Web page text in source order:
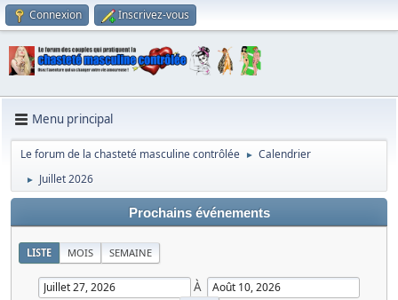
Connexion Inscrivez-vous
Menu principal
Le forum de la chasteté masculine contrôlée ► Calendrier
► Juillet 2026
Prochains événements
LISTE MOIS SEMAINE
À